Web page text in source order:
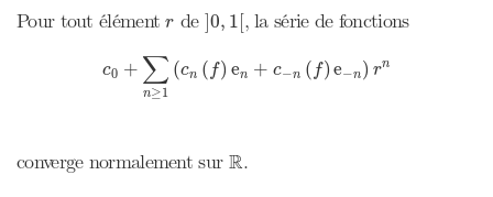
Pour tout élémentr
r de ]0, 1[
]0 1[ , la série de fonctions
c0 + ∑
n≥1
(cn ( f) en + c−n ( f) e−n) rn
∑n≥ 1 n (f ( )e ) n
converge normalement sur R
R.